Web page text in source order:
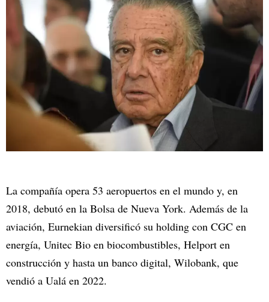
La compañía opera 53 aeropuertos en el mundo y, en
2018, debutó en la Bolsa de Nueva York. Además de la
aviación, Eurnekian diversificó su holding con CGC en
energía, Unitec Bio en biocombustibles, Helport en
construcción y hasta un banco digital, Wilobank, que
vendió a Ualá en 2022.